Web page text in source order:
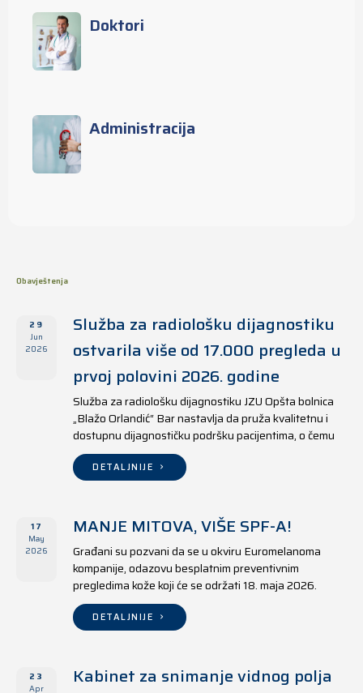
Doktori
Administracija
Obavještenja
29
Jun
2026
Služba za radiološku dijagnostiku
ostvarila više od 17.000 pregleda u
prvoj polovini 2026. godine
Služba za radiološku dijagnostiku JZU Opšta bolnica
„Blažo Orlandić“ Bar nastavlja da pruža kvalitetnu i
dostupnu dijagnostičku podršku pacijentima, o čemu
svjedoče i rezultati ostvareni u periodu od 1. januara
do 17. juna 2026. godine.
DETALJNIJE
17
May
2026
MANJE MITOVA, VIŠE SPF-A!
Građani su pozvani da se u okviru Euromelanoma
kompanije, odazovu besplatnim preventivnim
pregledima kože koji će se održati 18. maja 2026.
godine u jedanaest opština širom Crne Gore, kako u
državnim tako i u privatnim zdravstvenim ustanovama.
DETALJNIJE
23
Apr
Kabinet za snimanje vidnog polja